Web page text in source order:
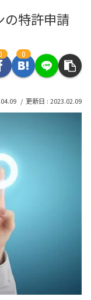
特許申請
0
2023.02.09